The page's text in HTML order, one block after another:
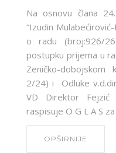
Na osnovu člana
“Izudin
o radu (broj:926/
postupku prijema u
Zeničko-dobojskom
2/24) i Odluke
VD Direktor Fejzić
raspisuje O G L A S
OPŠIRNIJE